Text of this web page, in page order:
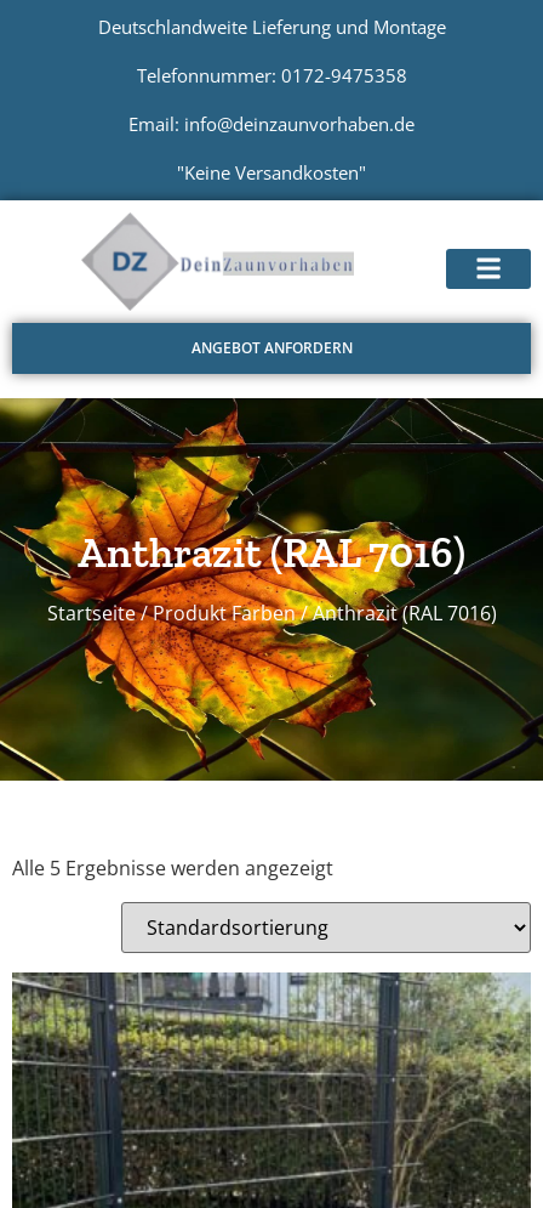
Deutschlandweite Lieferung und Montage
Telefonnummer: 0172-9475358
Email: info@deinzaunvorhaben.de
"Keine Versandkosten"
ANGEBOT ANFORDERN
Anthrazit (RAL 7016)
Startseite/ Produkt Farben / Anthrazit (RAL 7016)
Alle 5 Ergebnisse werden angezeigt